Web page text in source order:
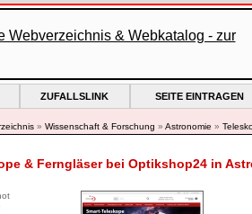
ZUFALLSLINK SEITE EINTRAGEN
» Wissenschaft & Forschung » Astronomie »
& Ferngläser bei Optikshop24 in